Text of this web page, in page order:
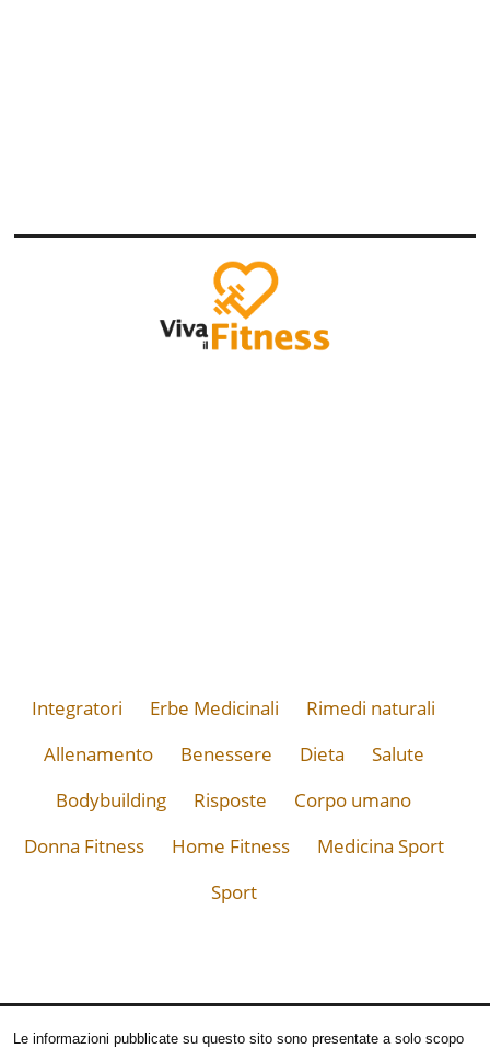
Integratori Erbe Medicinali
Rimedi naturali
Allenamento
Benessere Dieta
Salute
Bodybuilding
Risposte
Corpo umano
Donna Fitness
Home Fitness
Medicina Sport
Sport
Le informazioni pubblicate su questo sito sono presentate a solo scopo